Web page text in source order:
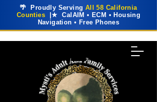
🌴 Proudly Serving All 58 California
Counties |★ CalAIM • ECM • Housing
Navigation • Free Phones